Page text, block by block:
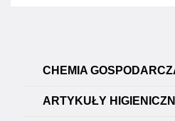
CHEMIA
ARTYKUŁY